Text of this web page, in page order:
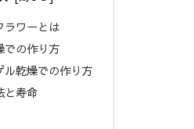
ラワーとは
での作り方
ル乾燥での作り方
と寿命